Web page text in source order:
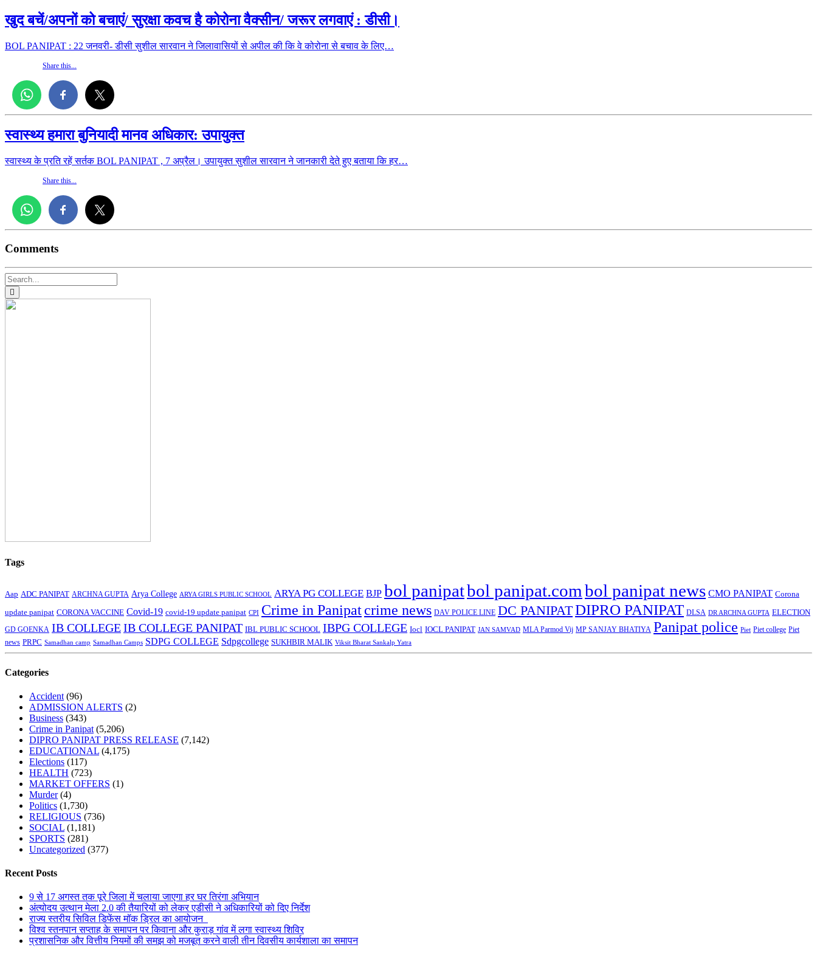
खुद बचें/अपनों को बचाएं/ सुरक्षा कवच है कोरोना वैक्सीन/ जरूर लगवाएं : डीसी।
BOL PANIPAT : 22 जनवरी- डीसी सुशील सारवान ने जिलावासियों से अपील की कि वे कोरोना से बचाव के लिए…
Share this...
स्वास्थ्य हमारा बुनियादी मानव अधिकार: उपायुक्त
स्वास्थ्य के प्रति रहें सर्तक BOL PANIPAT , 7 अप्रैल। उपायुक्त सुशील सारवान ने जानकारी देते हुए बताया कि हर…
Share this...
Comments
Tags
Aap ADC PANIPAT ARCHNA GUPTA Arya College ARYA GIRLS PUBLIC SCHOOL ARYA PG COLLEGE BJP bol panipatbol panipat.combol panipat news CMO PANIPAT Corona
update panipat CORONA VACCINE Covid-19 covid-19 update panipat CPI Crime in Panipatcrime news DAV POLICE LINE DC PANIPATDIPRO PANIPAT DLSA DR ARCHNA GUPTA ELECTION
GD GOENKA IB COLLEGEIB COLLEGE PANIPAT IBL PUBLIC SCHOOL IBPG COLLEGE Iocl IOCL PANIPAT JAN SAMVAD MLA Parmod Vij MP SANJAY BHATIYA Panipat police Piet Piet college Piet
news PRPC Samadhan camp Samadhan Camps SDPG COLLEGE Sdpgcollege SUKHBIR MALIK Viksit Bharat Sankalp Yatra
Categories
Accident (96)
ADMISSION ALERTS (2)
Business (343)
Crime in Panipat (5,206)
DIPRO PANIPAT PRESS RELEASE (7,142)
EDUCATIONAL (4,175)
Elections (117)
HEALTH (723)
MARKET OFFERS (1)
Murder(4)
Politics (1,730)
RELIGIOUS (736)
SOCIAL (1,181)
SPORTS (281)
Uncategorized (377)
Recent Posts
9 से 17 अगस्त तक पूरे जिला में चलाया जाएगा हर घर तिरंगा अभियान
अंत्योदय उत्थान मेला 2.0 की तैयारियों को लेकर एडीसी ने अधिकारियों को दिए निर्देश
राज्य स्तरीय सिविल डिफेंस मॉक ड्रिल का आयोजन
विश्व स्तनपान सप्ताह के समापन पर किवाना और कुराड़ गांव में लगा स्वास्थ्य शिविर
प्रशासनिक और वित्तीय नियमों की समझ को मजबूत करने वाली तीन दिवसीय कार्यशाला का समापन